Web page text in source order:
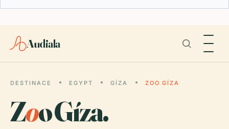
Audiala
DESTINACE EGYPT GÍZA ZOO GÍZA
Zoo Gíza.